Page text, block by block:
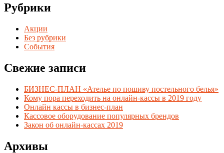
Рубрики
Акции
Без рубрики
События
Свежие записи
БИЗНЕС-ПЛАН «Ателье по пошиву постельного белья»
Кому пора переходить на онлайн-кассы в 2019 году
Онлайн кассы в бизнес-план
Кассовое оборудование популярных брендов
Закон об онлайн-кассах 2019
Архивы